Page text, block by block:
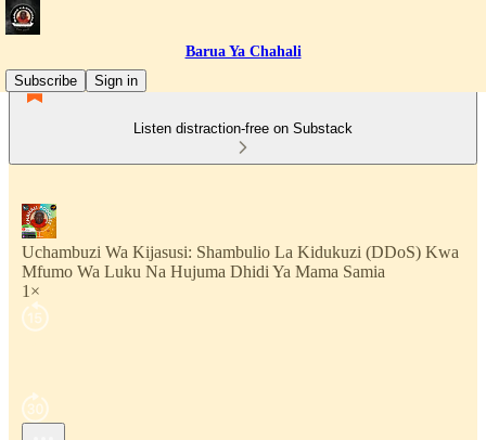
Barua Ya Chahali
Subscribe
Sign in
Listen distraction-free on Substack
Uchambuzi Wa Kijasusi: Shambulio La Kidukuzi (DDoS) Kwa
Mfumo Wa Luku Na Hujuma Dhidi Ya Mama Samia
1×